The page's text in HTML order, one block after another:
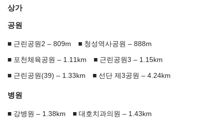
상가
공원
근린공원2 – 809m 청성역사공원 – 888m
포천체육공원 – 1.11km 근린공원3 – 1.15km
근린공원(39) – 1.33km 선단 제3공원 – 4.24km
병원
강병원 – 1.38km 대호치과의원 – 1.43km